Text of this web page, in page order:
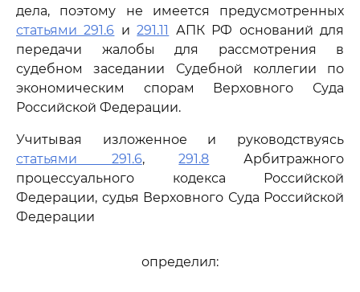
дела, поэтому не имеется предусмотренных
статьями 291.6 и291.11 АПК РФ оснований для
передачи жалобы для рассмотрения в
судебном заседании Судебной коллегии по
экономическим спорам Верховного Суда
Российской Федерации.
Учитывая изложенное и руководствуясь
статьями 291.6,291.8 Арбитражного
процессуального кодекса Российской
Федерации, судья Верховного Суда Российской
Федерации
определил: